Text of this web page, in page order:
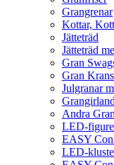
Grangrenar
Kottar,
Jätteträd
Jätteträd
Gran
Gran
Julgranar
Andra
LED-
EASY
LED-